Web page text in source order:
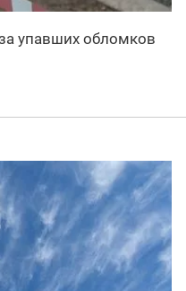
упавших обломков